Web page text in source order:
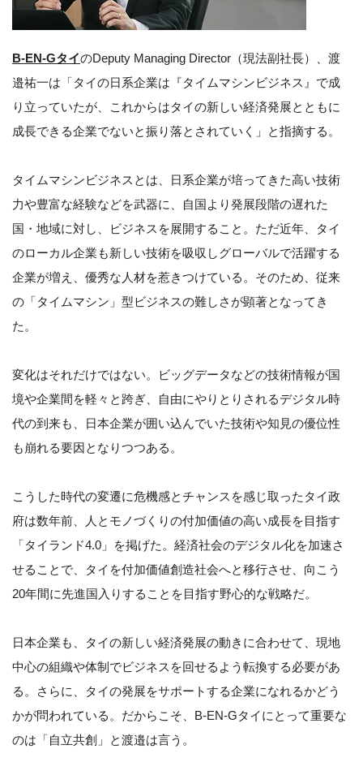
B-EN-GタイのDeputy Managing Director（現法副社長）、渡
邉祐一は「タイの日系企業は『タイムマシンビジネス』で成
り立っていたが、これからはタイの新しい経済発展とともに
成長できる企業でないと振り落とされていく」と指摘する。
タイムマシンビジネスとは、日系企業が培ってきた高い技術
力や豊富な経験などを武器に、自国より発展段階の遅れた
国・地域に対し、ビジネスを展開すること。ただ近年、タイ
のローカル企業も新しい技術を吸収しグローバルで活躍する
企業が増え、優秀な人材を惹きつけている。そのため、従来
の「タイムマシン」型ビジネスの難しさが顕著となってき
た。
変化はそれだけではない。ビッグデータなどの技術情報が国
境や企業間を軽々と跨ぎ、自由にやりとりされるデジタル時
代の到来も、日本企業が囲い込んでいた技術や知見の優位性
も崩れる要因となりつつある。
こうした時代の変遷に危機感とチャンスを感じ取ったタイ政
府は数年前、人とモノづくりの付加価値の高い成長を目指す
「タイランド4.0」を掲げた。経済社会のデジタル化を加速さ
せることで、タイを付加価値創造社会へと移行させ、向こう
20年間に先進国入りすることを目指す野心的な戦略だ。
日本企業も、タイの新しい経済発展の動きに合わせて、現地
中心の組織や体制でビジネスを回せるよう転換する必要があ
る。さらに、タイの発展をサポートする企業になれるかどう
かが問われている。だからこそ、B-EN-Gタイにとって重要な
のは「自立共創」と渡邉は言う。